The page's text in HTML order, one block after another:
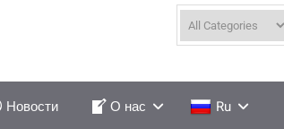
Новости О нас Ru